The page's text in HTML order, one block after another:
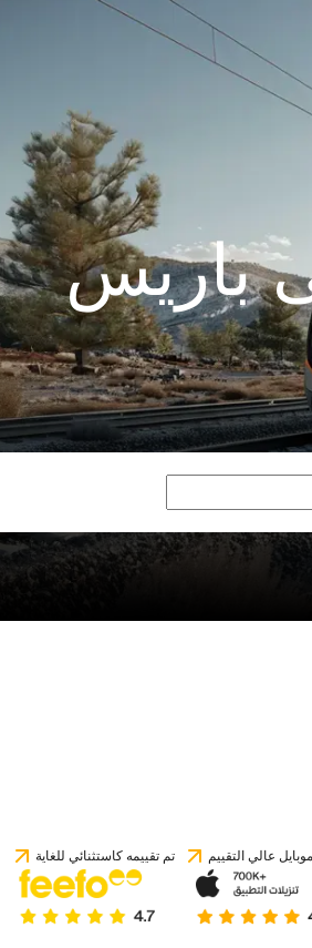
باريس
عالي التقييم تم تقييمه كاستثنائي للغاية